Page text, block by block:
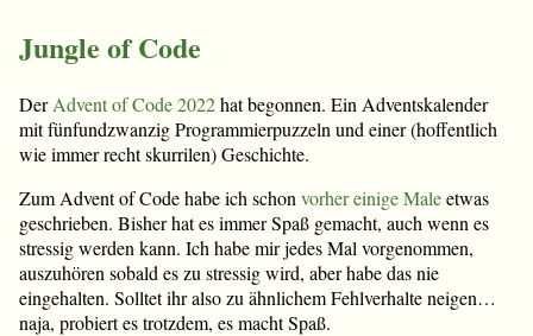
Jungle of Code
DerAdvent of Code 2022hat begonnen. Ein Adventskalender
mit fünfundzwanzig Programmierpuzzeln und einer (hoffentlich
wie immer recht skurrilen) Geschichte.
Zum Advent of Code habe ich schon vorher einige Maleetwas
geschrieben. Bisher hat es immer Spaß gemacht, auch wenn es
stressig werden kann. Ich habe mir jedes Mal vorgenommen,
auszuhören sobald es zu stressig wird, aber habe das nie
eingehalten. Solltet ihr also zu ähnlichem Fehlverhalte neigen…
naja, probiert es trotzdem, es macht Spaß.